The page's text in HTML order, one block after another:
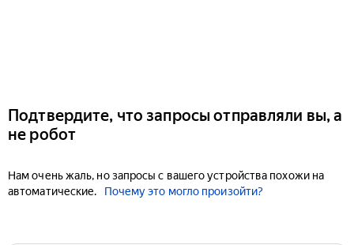
Подтвердите, что запросы отправляли вы, а
не робот
Нам очень жаль, но запросы с вашего устройства похожи на
автоматические.
Почему это могло произойти?